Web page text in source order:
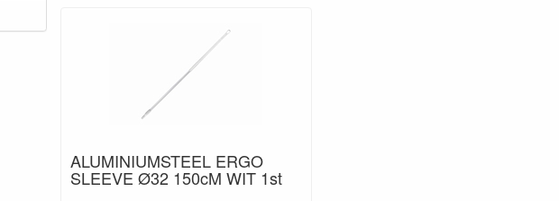
ALUMINIUMSTEEL ERGO
SLEEVE Ø32 150cM WIT 1st